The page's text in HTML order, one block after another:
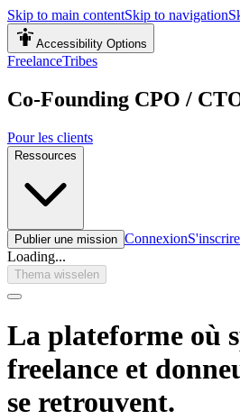
Skip to main contentSkip to navigation
Accessibility Options
FreelanceTribes
Co-Founding CPO /
Pour les clients
Ressources
Publier une mission ConnexionS'inscrire
Loading...
Thema wisselen
La plateforme où
freelance et
se retrouvent.